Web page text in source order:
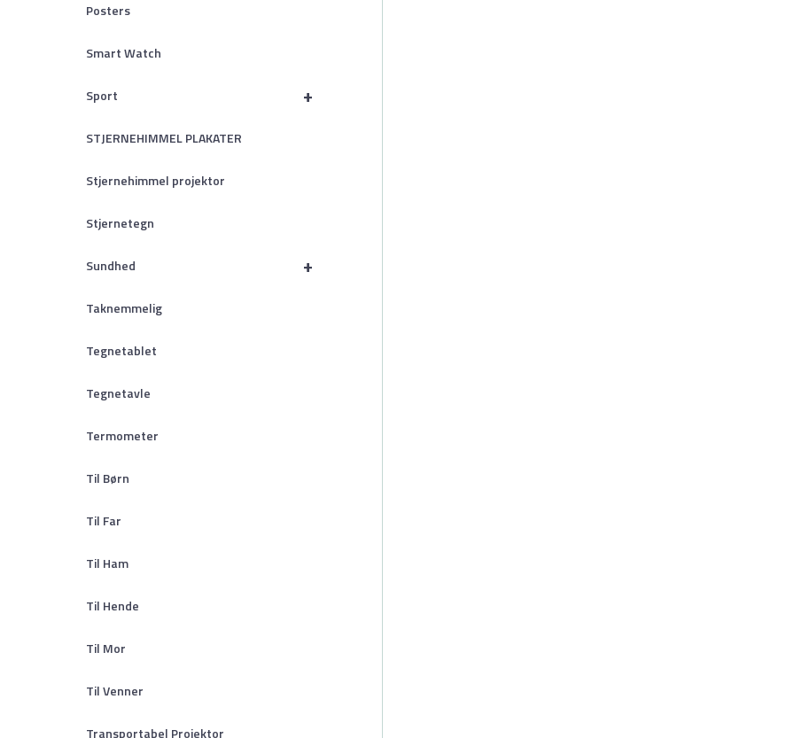
Posters
Smart Watch
+
Sport
STJERNEHIMMEL PLAKATER
Stjernehimmel projektor
Stjernetegn
+
Sundhed
Taknemmelig
Tegnetablet
Tegnetavle
Termometer
Til Børn
Til Far
Til Ham
Til Hende
Til Mor
Til Venner
Transportabel Projektor